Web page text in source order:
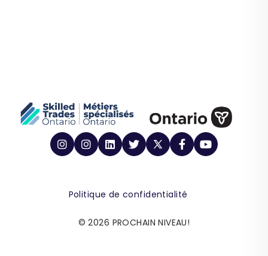
Politique de confidentialité
© 2026 PROCHAIN NIVEAU!